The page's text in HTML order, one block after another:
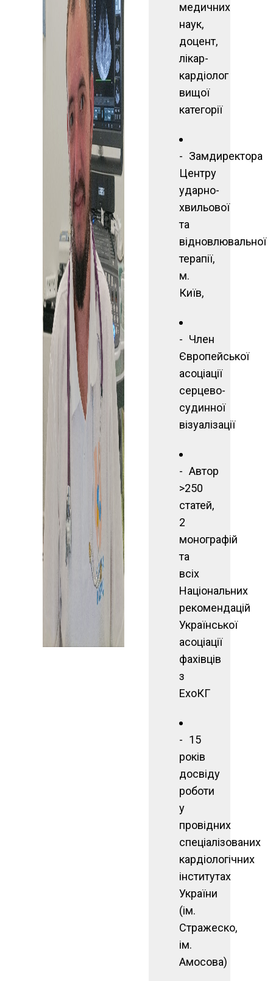
медичних
наук,
доцент,
лікар-
кардіолог
вищої
категорії
Замдиректора
Центру
ударно-
хвильової
та
відновлювальної
терапії,
м.
Київ,
Член
Європейської
асоціації
серцево-
судинної
візуалізації
Автор
>250
статей,
2
монографій
та
всіх
Національних
рекомендацій
Української
асоціації
фахівців
з
ЕхоКГ
15
років
досвіду
роботи
у
провідних
спеціалізованих
кардіологічних
інститутах
України
(ім.
Стражеско,
ім.
Амосова)